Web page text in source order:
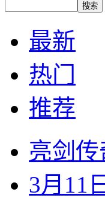
最新
热门
推荐
亮剑
3月11